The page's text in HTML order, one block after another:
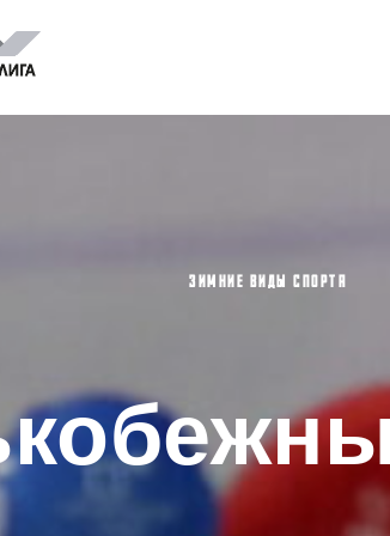
ЗИМНИЕ ВИДЫ СПОРТА